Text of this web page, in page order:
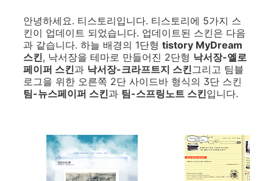
안녕하세요. 티스토리입니다. 티스토리에 5가지 스
킨이 업데이트 되었습니다. 업데이트된 스킨은 다음
과 같습니다. 하늘 배경의 1단형 tistory MyDream
스킨, 낙서장을 테마로 만들어진 2단형 낙서장-옐로
페이퍼 스킨과 낙서장-크라프트지 스킨그리고 팀블
로그을 위한 오른쪽 2단 사이드바 형식의 3단 스킨
팀-뉴스페이퍼 스킨과 팀-스프링노트 스킨입니다.